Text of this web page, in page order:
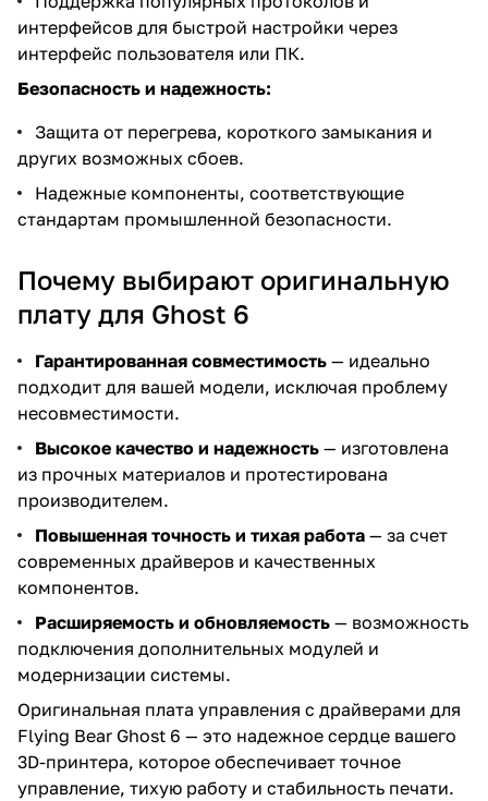
интерфейсов для быстрой настройки через
интерфейс пользователя или ПК.
Безопасность и надежность:
Защита от перегрева, короткого замыкания и
других возможных сбоев.
Надежные компоненты, соответствующие
стандартам промышленной безопасности.
Почему выбирают оригинальную
плату для Ghost 6
Гарантированная совместимость — идеально
подходит для вашей модели, исключая проблему
несовместимости.
Высокое качество и надежность — изготовлена
из прочных материалов и протестирована
производителем.
Повышенная точность и тихая работа — за счет
современных драйверов и качественных
компонентов.
Расширяемость и обновляемость — возможность
подключения дополнительных модулей и
модернизации системы.
Оригинальная плата управления с драйверами для
Flying Bear Ghost 6 — это надежное сердце вашего
3D-принтера, которое обеспечивает точное
управление, тихую работу и стабильность печати.